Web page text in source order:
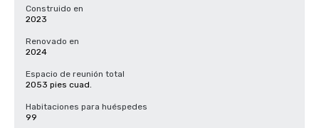
Construido en
2023
Renovado en
2024
Espacio de reunión total
2053 pies cuad.
Habitaciones para huéspedes
99